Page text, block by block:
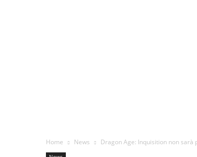
Home News Dragon Age: Inquisition non sarà